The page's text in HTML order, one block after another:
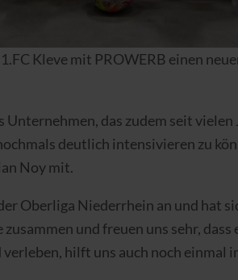
Kleve mit PROWERB einen
das zudem seit
deutlich intensivieren zu
Noy mit.
Oberliga Niederrhein an und hat
und freuen uns sehr,
hilft uns auch noch einmal